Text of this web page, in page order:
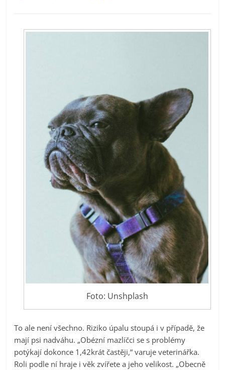
Foto: Unshplash
To ale není všechno. Riziko úpalu stoupá i v případě, že
mají psi nadváhu. „Obézní mazlíčci se s problémy
potýkají dokonce 1,42krát častěji,“ varuje veterinářka.
Roli podle ní hraje i věk zvířete a jeho velikost. „Obecně